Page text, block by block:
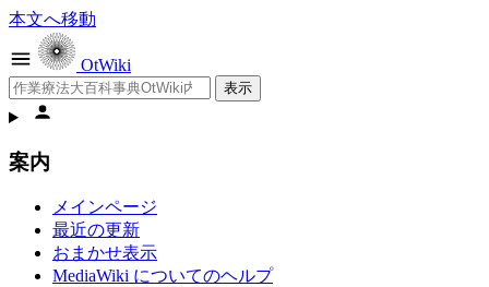
本文へ移動
OtWiki
検索
案内
メインページ
最近の更新
おまかせ表示
MediaWiki についてのヘルプ